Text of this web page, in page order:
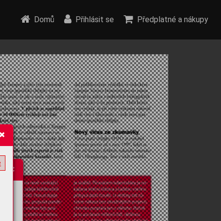
Domů Přihlásit se Předplatné a nákupy